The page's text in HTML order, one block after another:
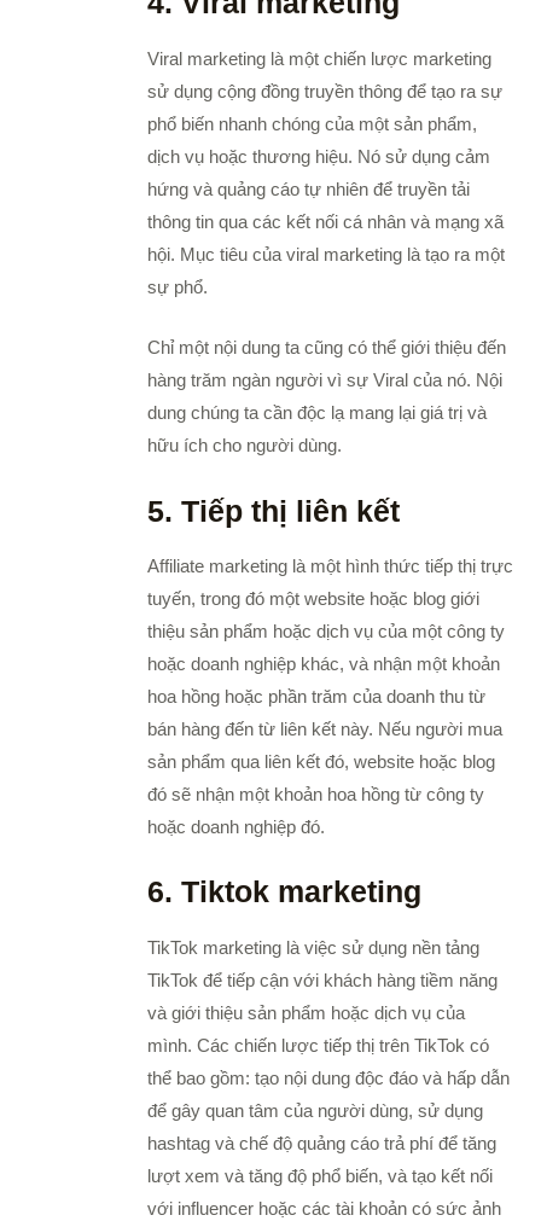
Viral marketing là một chiến lược marketing
sử dụng cộng đồng truyền thông để tạo ra sự
phổ biến nhanh chóng của một sản phẩm,
dịch vụ hoặc thương hiệu. Nó sử dụng cảm
hứng và quảng cáo tự nhiên để truyền tải
thông tin qua các kết nối cá nhân và mạng xã
hội. Mục tiêu của viral marketing là tạo ra một
sự phổ.
Chỉ một nội dung ta cũng có thể giới thiệu đến
hàng trăm ngàn người vì sự Viral của nó. Nội
dung chúng ta cần độc lạ mang lại giá trị và
hữu ích cho người dùng.
5. Tiếp thị liên kết
Affiliate marketing là một hình thức tiếp thị trực
tuyến, trong đó một website hoặc blog giới
thiệu sản phẩm hoặc dịch vụ của một công ty
hoặc doanh nghiệp khác, và nhận một khoản
hoa hồng hoặc phần trăm của doanh thu từ
bán hàng đến từ liên kết này. Nếu người mua
sản phẩm qua liên kết đó, website hoặc blog
đó sẽ nhận một khoản hoa hồng từ công ty
hoặc doanh nghiệp đó.
6. Tiktok marketing
TikTok marketing là việc sử dụng nền tảng
TikTok để tiếp cận với khách hàng tiềm năng
và giới thiệu sản phẩm hoặc dịch vụ của
mình. Các chiến lược tiếp thị trên TikTok có
thể bao gồm: tạo nội dung độc đáo và hấp dẫn
để gây quan tâm của người dùng, sử dụng
hashtag và chế độ quảng cáo trả phí để tăng
lượt xem và tăng độ phổ biến, và tạo kết nối
với influencer hoặc các tài khoản có sức ảnh